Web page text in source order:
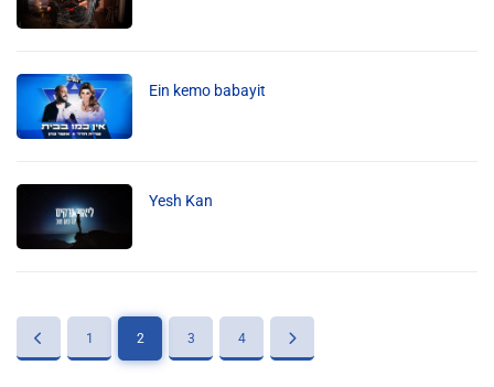
Shabbat Project
Ville de Nice
CCAS NICE
Département des Alpes Maritimes
Ein kemo babayit
Yesh Kan
1 2 3 4